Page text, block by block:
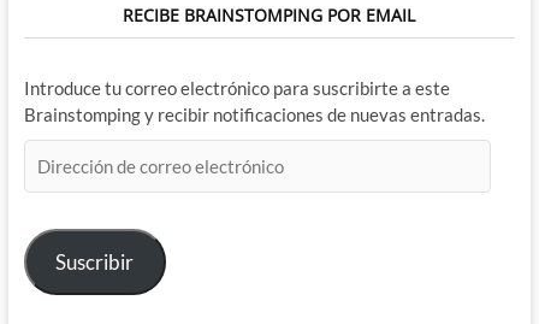
RECIBE BRAINSTOMPING POR EMAIL
Introduce tu correo electrónico para suscribirte a este
Brainstomping y recibir notificaciones de nuevas entradas.
de
electrónico
Suscribir